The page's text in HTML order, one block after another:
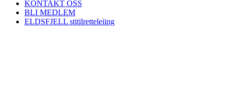
KONTAKT OSS
BLI MEDLEM
ELDSFJELL stitilretteleiing